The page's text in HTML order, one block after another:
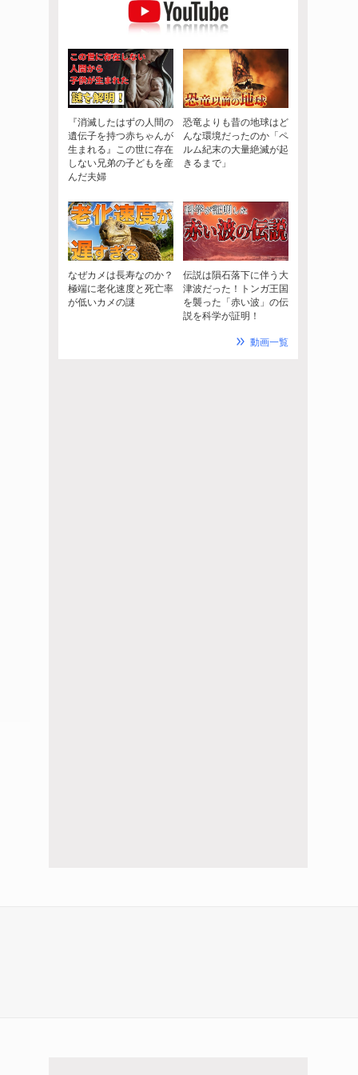
『消滅したはずの人間の
遺伝子を持つ赤ちゃんが
生まれる』この世に存在
しない兄弟の子どもを産
んだ夫婦
恐竜よりも昔の地球はど
んな環境だったのか「ペ
ルム紀末の大量絶滅が起
きるまで」
なぜカメは長寿なのか？
極端に老化速度と死亡率
が低いカメの謎
伝説は隕石落下に伴う大
津波だった！トンガ王国
を襲った「赤い波」の伝
説を科学が証明！
動画一覧